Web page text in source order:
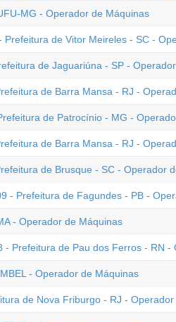
MG - Operador de Máquinas
Prefeitura de Vitor Meireles - SC -
de Jaguariúna - SP -
de Barra Mansa - RJ -
de Patrocínio - MG -
de Barra Mansa - RJ -
de Brusque - SC - Operador
- Prefeitura de Fagundes - PB -
- Operador de Máquinas
- Prefeitura de Pau dos Ferros - RN
- Operador de Máquinas
de Nova Friburgo - RJ -